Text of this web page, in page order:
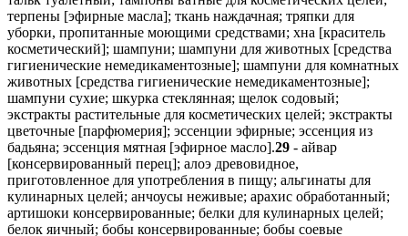
терпены [эфирные масла]; ткань наждачная; тряпки для
уборки, пропитанные моющими средствами; хна [краситель
косметический]; шампуни; шампуни для животных [средства
гигиенические немедикаментозные]; шампуни для комнатных
животных [средства гигиенические немедикаментозные];
шампуни сухие; шкурка стеклянная; щелок содовый;
экстракты растительные для косметических целей; экстракты
цветочные [парфюмерия]; эссенции эфирные; эссенция из
бадьяна; эссенция мятная [эфирное масло].29 - айвар
[консервированный перец]; алоэ древовидное,
приготовленное для употребления в пищу; альгинаты для
кулинарных целей; анчоусы неживые; арахис обработанный;
артишоки консервированные; белки для кулинарных целей;
белок яичный; бобы консервированные; бобы соевые